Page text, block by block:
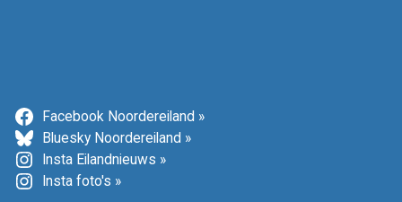
Facebook Noordereiland »
Bluesky Noordereiland »
Insta Eilandnieuws »
Insta foto's »